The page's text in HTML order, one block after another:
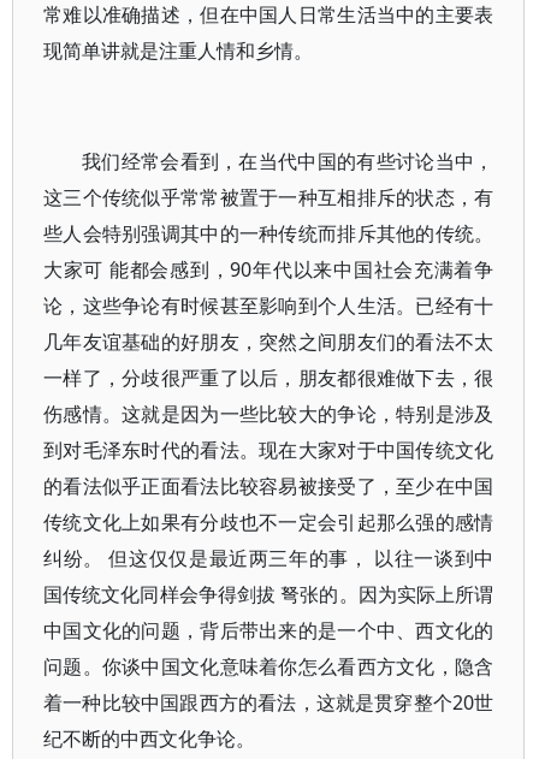
常难以准确描述，但在中国人日常生活当中的主要表
现简单讲就是注重人情和乡情。
我们经常会看到，在当代中国的有些讨论当中，
这三个传统似乎常常被置于一种互相排斥的状态，有
些人会特别强调其中的一种传统而排斥其他的传统。
大家可 能都会感到，90年代以来中国社会充满着争
论，这些争论有时候甚至影响到个人生活。已经有十
几年友谊基础的好朋友，突然之间朋友们的看法不太
一样了，分歧很严重了以后，朋友都很难做下去，很
伤感情。这就是因为一些比较大的争论，特别是涉及
到对毛泽东时代的看法。现在大家对于中国传统文化
的看法似乎正面看法比较容易被接受了，至少在中国
传统文化上如果有分歧也不一定会引起那么强的感情
纠纷。 但这仅仅是最近两三年的事， 以往一谈到中
国传统文化同样会争得剑拔 弩张的。因为实际上所谓
中国文化的问题，背后带出来的是一个中、西文化的
问题。你谈中国文化意味着你怎么看西方文化，隐含
着一种比较中国跟西方的看法，这就是贯穿整个20世
纪不断的中西文化争论。